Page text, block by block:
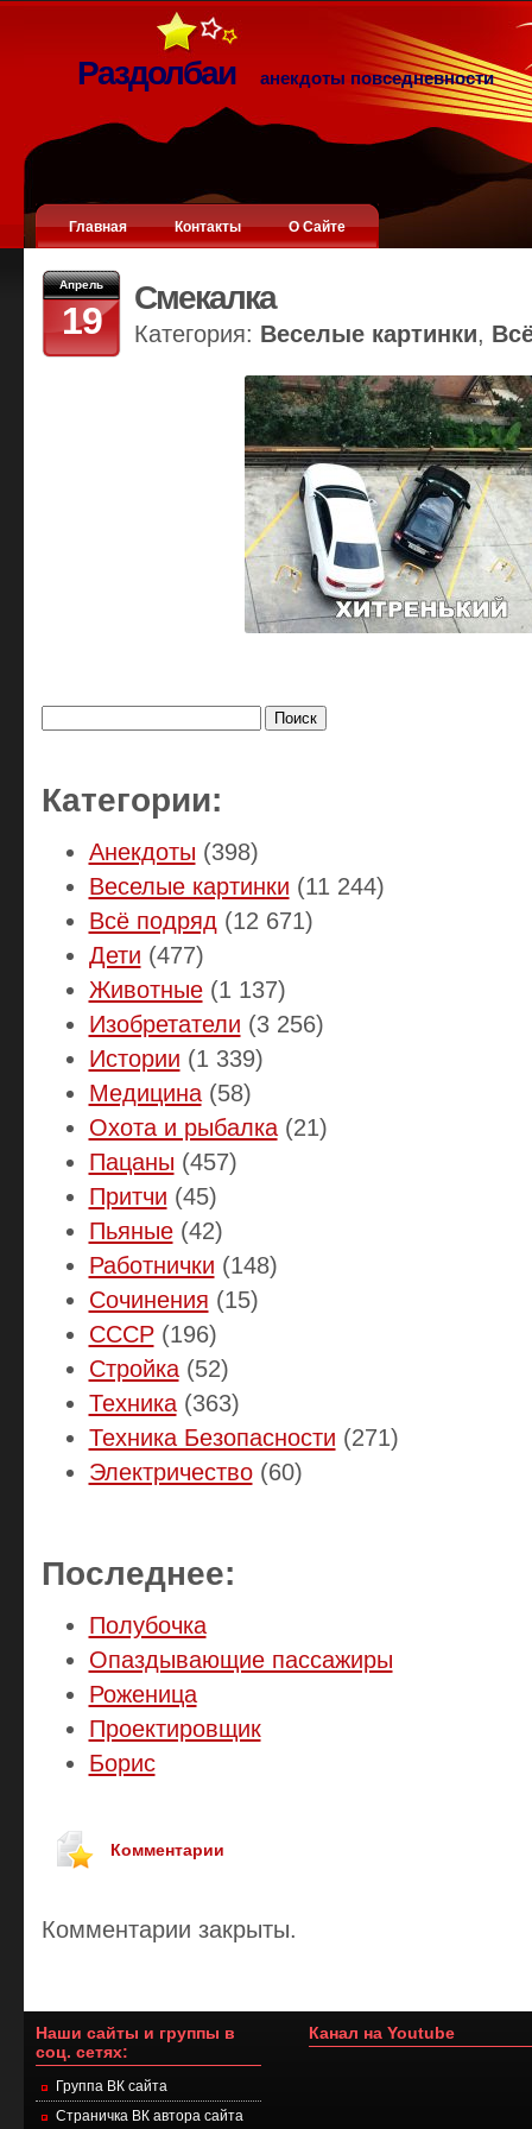
Раздолбаи анекдоты повседневности
Главная Контакты О Сайте
Апрель
19
Смекалка
Категория: Веселые картинки,
Категории:
Анекдоты (398)
Веселые картинки (11 244)
Всё подряд (12 671)
Дети (477)
Животные(1 137)
Изобретатели (3 256)
Истории (1 339)
Медицина(58)
Охота и рыбалка(21)
Пацаны (457)
Притчи (45)
Пьяные(42)
Работнички (148)
Сочинения (15)
СССР(196)
Стройка(52)
Техника(363)
Техника Безопасности (271)
Электричество(60)
Последнее:
Полубочка
Опаздывающие пассажиры
Роженица
Проектировщик
Борис
Комментарии
Комментарии закрыты.
Наши сайты и группы в
соц. сетях:
Группа ВК сайта
Страничка ВК автора сайта
Канал на Youtube